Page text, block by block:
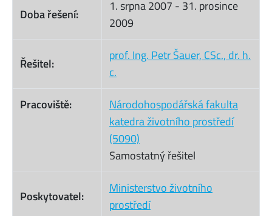
Doba řešení:
1. srpna 2007 - 31. prosince
2009
Řešitel:
prof. Ing. Petr Šauer, CSc., dr. h.
c.
Pracoviště:
Národohospodářská fakulta
katedra životního prostředí
(5090)
Samostatný řešitel
Poskytovatel:
Ministerstvo životního
prostředí